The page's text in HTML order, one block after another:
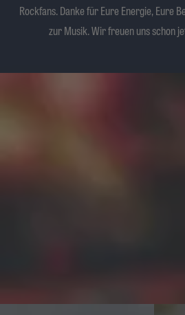
Rockfans. Danke für Eure Energie, Eure
zur Musik. Wir freuen uns schon